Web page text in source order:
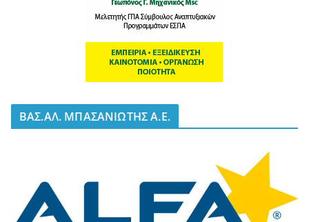
BΑΣ.ΑΛ. ΜΠΑΣΑΝΙΩΤΗΣ Α.Ε.